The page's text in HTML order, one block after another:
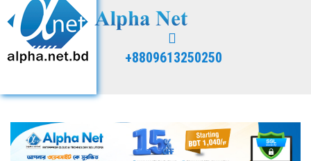
+8809613250250